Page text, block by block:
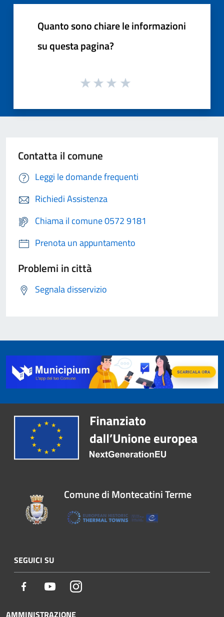
Quanto sono chiare le informazioni
su questa pagina?
Contatta il comune
Leggi le domande frequenti
Richiedi Assistenza
Chiama il comune 0572 9181
Prenota un appuntamento
Problemi in città
Segnala disservizio
Comune di Montecatini Terme
SEGUICI SU
Facebook YoutubeInstagram
AMMINISTRAZIONE